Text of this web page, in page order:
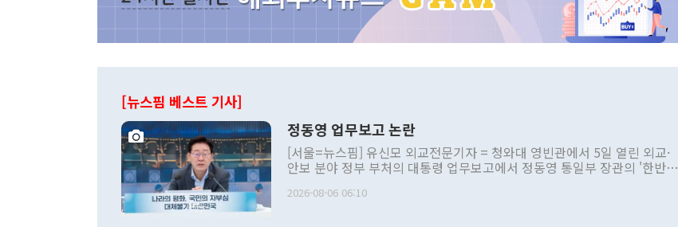
[뉴스핌 베스트 기사]
정동영 업무보고 논란
[서울=뉴스핌] 유신모 외교전문기자 = 청와대 영빈관에서 5일 열린 외교·
안보 분야 정부 부처의 대통령 업무보고에서 정동영 통일부 장관의 '한반도
발언 중에는 정부 내 조율을 거치지 않은 사안을 정책으로 추진하겠다고 공
2026-08-06 06:10